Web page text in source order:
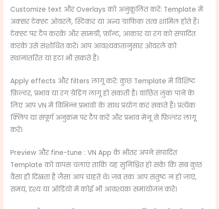
Customize text और Overlays को अनुकूलित करें: Template में
अक्सर टेक्स्ट ओवरले, स्टिकर या अन्य ग्राफिक तत्व शामिल होते हैं।
टेक्स्ट पर टैप करके और सामग्री, फ़ॉन्ट, आकार या रंग को संपादित
करके उसे संशोधित करें। आप आवश्यकतानुसार ओवरले को
स्थानांतरित या हटा भी सकते हैं।
Apply effects और filters लागू करें: कुछ Template में विशिष्ट
फ़िल्टर, प्रभाव या रंग ग्रेडिंग लागू हो सकती है। वांछित लुक पाने के
लिए आप VN में विभिन्न प्रभावों के साथ प्रयोग कर सकते हैं। प्रत्येक
क्लिप या संपूर्ण अनुक्रम पर टैप करें और प्रभाव मेनू से फ़िल्टर लागू
करें।
Preview और fine-tune : VN App के भीतर अपने संपादित
Template को वापस चलाएं ताकि यह सुनिश्चित हो सके कि सब कुछ
वैसा ही दिखता है जैसा आप चाहते थे। जब तक आप संतुष्ट न हो जाएं,
समय, दृश्य या ऑडियो में कोई भी आवश्यक समायोजन करें।